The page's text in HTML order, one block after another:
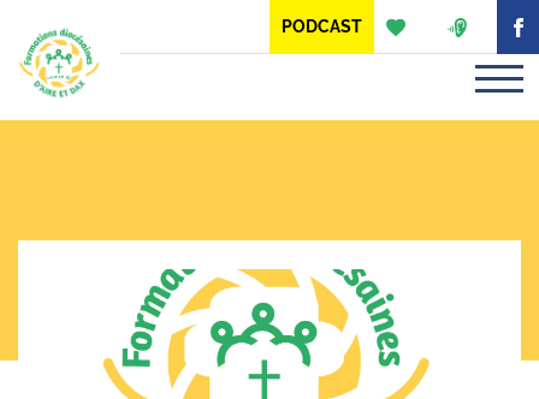
PODCAST
Panneau de gestion des cookies